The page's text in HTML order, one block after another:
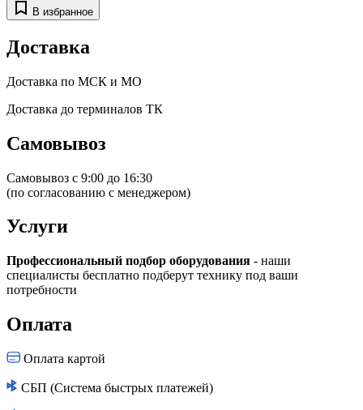
В избранное
Доставка
Доставка по МСК и МО
Доставка до терминалов ТК
Самовывоз
Самовывоз с 9:00 до 16:30
(по согласованию с менеджером)
Услуги
Профессиональный подбор оборудования - наши
специалисты бесплатно подберут технику под ваши
потребности
Оплата
Оплата картой
СБП (Система быстрых платежей)